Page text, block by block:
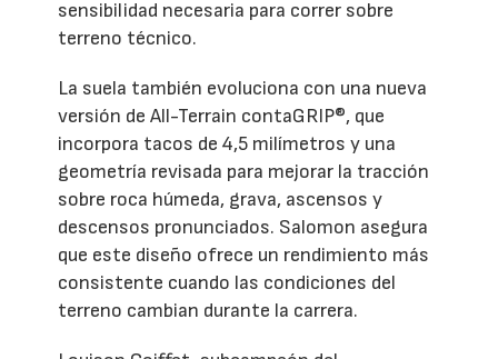
sensibilidad necesaria para correr sobre
terreno técnico.
La suela también evoluciona con una nueva
versión de All-Terrain contaGRIP®, que
incorpora tacos de 4,5 milímetros y una
geometría revisada para mejorar la tracción
sobre roca húmeda, grava, ascensos y
descensos pronunciados. Salomon asegura
que este diseño ofrece un rendimiento más
consistente cuando las condiciones del
terreno cambian durante la carrera.